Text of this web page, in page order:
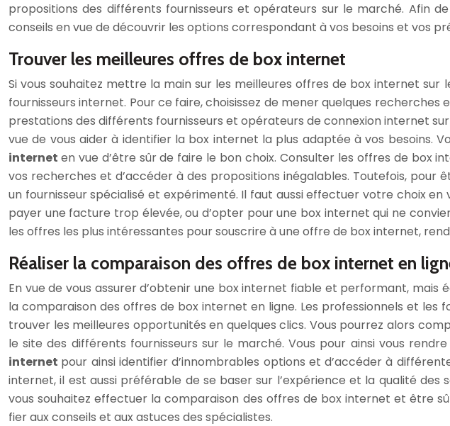
propositions des différents fournisseurs et opérateurs sur le marché. Afin
conseils en vue de découvrir les options correspondant à vos besoins et vos
Trouver les meilleures offres de box internet
Si vous souhaitez mettre la main sur les meilleures offres de box internet
fournisseurs internet. Pour ce faire, choisissez de mener quelques
prestations des différents fournisseurs et opérateurs de connexion internet
vue de vous aider à identifier la box internet la plus adaptée à vos besoins.
internet en vue d’être sûr de faire le bon choix. Consulter les offres de box
vos recherches et d’accéder à des propositions inégalables. Toutefois,
un fournisseur spécialisé et expérimenté. Il faut aussi effectuer votre choix
payer une facture trop élevée, ou d’opter pour une box internet qui ne
les offres les plus intéressantes pour souscrire à une offre de box internet,
Réaliser la comparaison des offres de box internet en
En vue de vous assurer d’obtenir une box internet fiable et performant, mais
la comparaison des offres de box internet en ligne. Les professionnels et
trouver les meilleures opportunités en quelques clics. Vous pourrez alors
le site des différents fournisseurs sur le marché. Vous pour ainsi vous
internet pour ainsi identifier d’innombrables options et d’accéder à
internet, il est aussi préférable de se baser sur l’expérience et la qualité des
vous souhaitez effectuer la comparaison des offres de box internet et être
fier aux conseils et aux astuces des spécialistes.